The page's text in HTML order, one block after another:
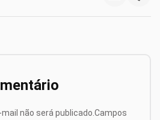
não será publicado. Campos